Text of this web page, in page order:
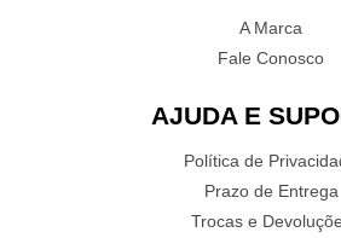
A Marca
Fale Conosco
AJUDA E
Política de
Prazo de Entrega
Trocas e